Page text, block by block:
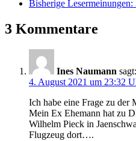
Bisherige Lesermeinungen:
3 Kommentare
Ines Naumann sagt:
4. August 2021 um 23:32
Ich habe eine Frage zu der
Mein Ex Ehemann hat zu
Wilhelm Pieck in
Flugzeug dort….